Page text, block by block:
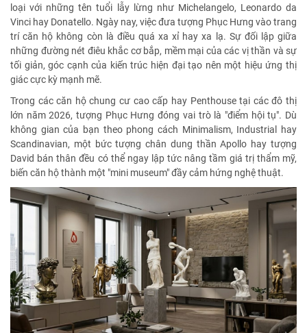
loại với những tên tuổi lẫy lừng như Michelangelo, Leonardo da
Vinci hay Donatello. Ngày nay, việc đưa tượng Phục Hưng vào trang
trí căn hộ không còn là điều quá xa xỉ hay xa lạ. Sự đối lập giữa
những đường nét điêu khắc cơ bắp, mềm mại của các vị thần và sự
tối giản, góc cạnh của kiến trúc hiện đại tạo nên một hiệu ứng thị
giác cực kỳ mạnh mẽ.
Trong các căn hộ chung cư cao cấp hay Penthouse tại các đô thị
lớn năm 2026, tượng Phục Hưng đóng vai trò là "điểm hội tụ". Dù
không gian của bạn theo phong cách Minimalism, Industrial hay
Scandinavian, một bức tượng chân dung thần Apollo hay tượng
David bán thân đều có thể ngay lập tức nâng tầm giá trị thẩm mỹ,
biến căn hộ thành một "mini museum" đầy cảm hứng nghệ thuật.